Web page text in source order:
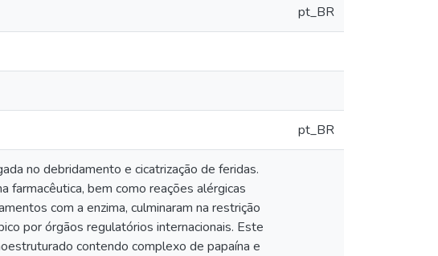
pt_BR
pt_BR
no debridamento e cicatrização de feridas.
farmacêutica, bem como reações alérgicas
com a enzima, culminaram na restrição
por órgãos regulatórios internacionais. Este
contendo complexo de papaína e